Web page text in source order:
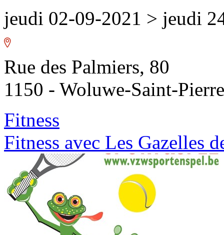
jeudi 02-09-2021 > jeudi
Rue des Palmiers, 80
1150 - Woluwe-Saint-Pierre
Fitness
Fitness avec Les Gazelles